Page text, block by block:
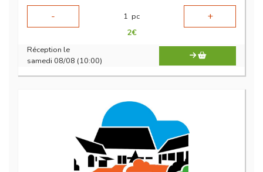
-
1 pc +
2€
Réception le
samedi 08/08 (10:00)